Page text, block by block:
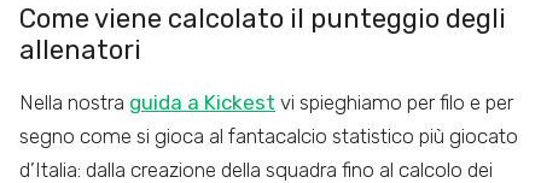
Come viene calcolato il punteggio degli
allenatori
Nella nostra guida a Kickest vi spieghiamo per filo e per
segno come si gioca al fantacalcio statistico più giocato
d’Italia: dalla creazione della squadra fino al calcolo dei